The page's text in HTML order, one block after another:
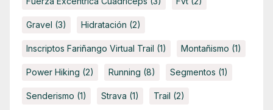
Gravel (3) Hidratación (2)
Inscriptos Fariñango Virtual Trail (1) Montañismo (1)
Power Hiking (2) Running (8) Segmentos (1)
Senderismo (1) Strava (1) Trail (2)